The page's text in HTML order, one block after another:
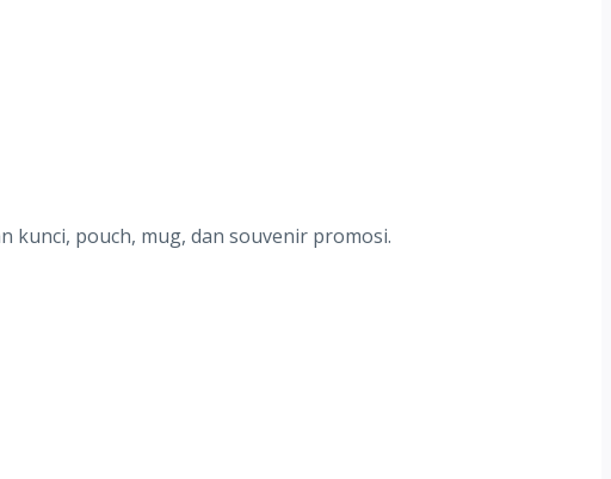
kunci, pouch, mug, dan souvenir promosi.